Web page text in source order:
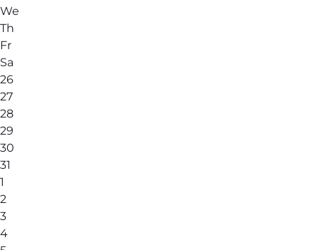
We
Th
Fr
Sa
26
27
28
29
30
31
1
2
3
4